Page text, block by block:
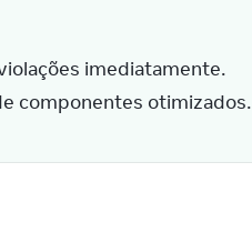
imediatamente.
componentes otimizados.